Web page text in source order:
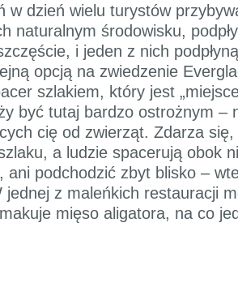
w dzień wielu turystów
naturalnym środowisku,
i jeden z nich
opcją na zwiedzenie
szlakiem, który jest
być tutaj bardzo ostrożnym –
cię od zwierząt. Zdarza
a ludzie spacerują obok
ani podchodzić zbyt blisko –
jednej z maleńkich restauracji
mięso aligatora, na co